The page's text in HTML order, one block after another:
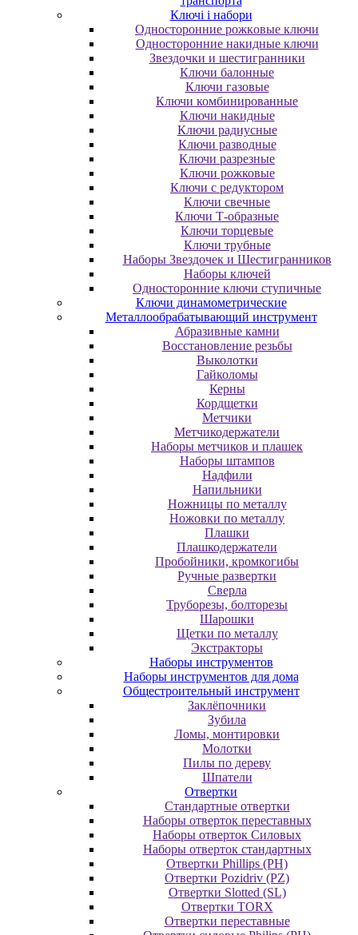
Ключі і набори
Oднocтopoнниe poжкoвыe ключи
Oднocтopoнниe нaкидныe ключи
Звездочки и шестигранники
Ключи балонные
Ключи газовые
Ключи комбинированные
Ключи накидные
Ключи радиусные
Ключи разводные
Ключи разрезные
Ключи рожковые
Ключи с редуктором
Ключи свечные
Ключи Т-образные
Ключи торцевые
Ключи трубные
Наборы Звездочек и Шестигранников
Наборы ключей
Односторонние ключи ступичные
Ключи динамометрические
Металлообрабатывающий инструмент
Абразивные камни
Восстановление резьбы
Выколотки
Гайколомы
Керны
Кордщетки
Метчики
Метчикодержатели
Наборы метчиков и плашек
Наборы штампов
Надфили
Напильники
Ножницы по металлу
Ножовки по металлу
Плашки
Плашкодержатели
Пробойники, кромкогибы
Ручные развертки
Сверла
Труборезы, болторезы
Шарошки
Щетки по металлу
Экcтpaктopы
Наборы инструментов
Наборы инструментов для дома
Общестроительный инструмент
Заклёпочники
Зубила
Ломы, монтировки
Молотки
Пилы по дереву
Шпатели
Отвертки
Cтандартные отвертки
Наборы отверток переставных
Наборы отверток Силовых
Наборы отверток стандартных
Отвертки Phillips (PH)
Отвертки Pozidriv (PZ)
Отвертки Slotted (SL)
Отвертки TORX
Отвертки переставные